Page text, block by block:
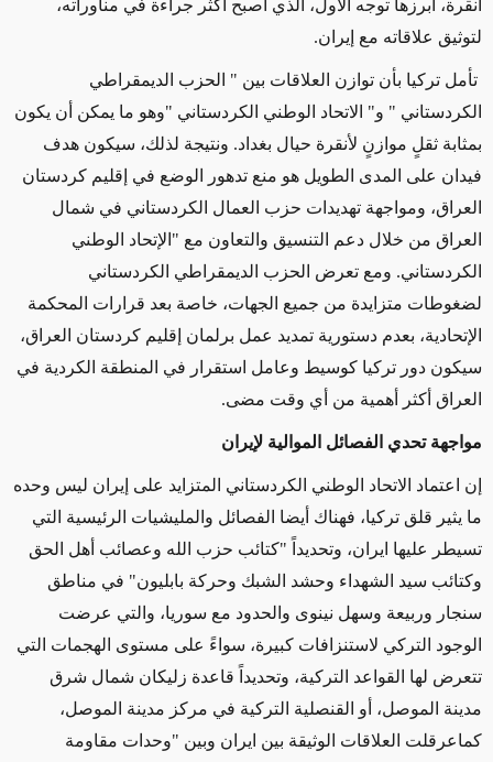
أنقرة، أبرزها توجه الأول، الذي أصبح أكثر جراءة في مناوراته،
لتوثيق علاقاته مع إيران.
تأمل تركيا بأن توازن العلاقات بين " الحزب الديمقراطي
الكردستاني " و" الاتحاد الوطني الكردستاني "وهو ما يمكن أن يكون
بمثابة ثقلٍ موازنٍ لأنقرة حيال بغداد. ونتيجة لذلك، سيكون هدف
فيدان على المدى الطويل هو منع تدهور الوضع في إقليم كردستان
العراق، ومواجهة تهديدات حزب العمال الكردستاني في شمال
العراق من خلال دعم التنسيق والتعاون مع "الإتحاد الوطني
الكردستاني. ومع تعرض الحزب الديمقراطي الكردستاني
لضغوطات متزايدة من جميع الجهات، خاصة بعد قرارات المحكمة
الإتحادية، بعدم دستورية تمديد عمل برلمان إقليم كردستان العراق،
سيكون دور تركيا كوسيط وعامل استقرار في المنطقة الكردية في
العراق أكثر أهمية من أي وقت مضى.
مواجهة تحدي الفصائل الموالية لإيران
إن اعتماد الاتحاد الوطني الكردستاني المتزايد على إيران ليس وحده
ما يثير قلق تركيا، فهناك أيضا الفصائل والمليشيات الرئيسية التي
تسيطر عليها ايران، وتحديداً "كتائب حزب الله وعصائب أهل الحق
وكتائب سيد الشهداء وحشد الشبك وحركة بابليون" في مناطق
سنجار وربيعة وسهل نينوى والحدود مع سوريا، والتي عرضت
الوجود التركي لاستنزافات كبيرة، سواءً على مستوى الهجمات التي
تتعرض لها القواعد التركية، وتحديداً قاعدة زليكان شمال شرق
مدينة الموصل، أو القنصلية التركية في مركز مدينة الموصل،
كماعرقلت العلاقات الوثيقة بين ايران وبين "وحدات مقاومة